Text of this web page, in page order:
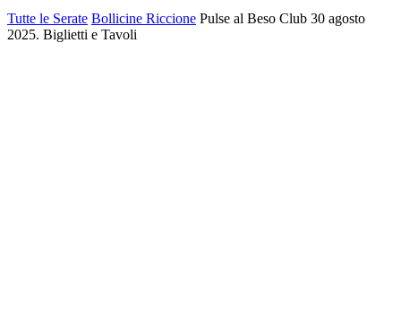
Tutte le Serate Bollicine Riccione Pulse al Beso Club 30 agosto
2025. Biglietti e Tavoli